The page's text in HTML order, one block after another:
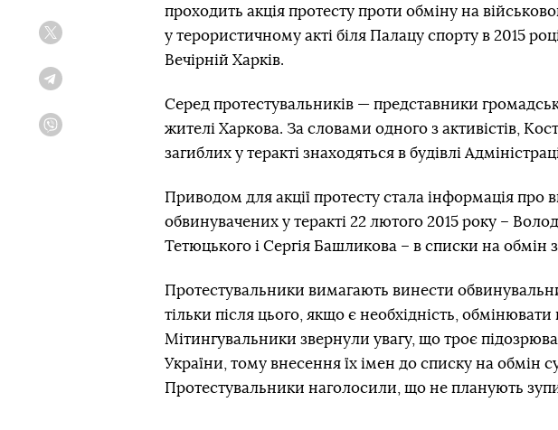
проходить акція протесту проти обміну на
у терористичному акті біля Палацу спорту в 2015
Вечірній Харків.
Серед протестувальників — представники
жителі Харкова. За словами одного з активістів,
загиблих у теракті знаходяться в будівлі
Приводом для акції протесту стала інформація про
обвинувачених у теракті 22 лютого 2015 року –
Тетюцького і Сергія Башликова – в списки на обмін
Протестувальники вимагають винести
тільки після цього, якщо є необхідність,
Мітингувальники звернули увагу, що троє
України, тому внесення їх імен до списку на обмін
Протестувальники наголосили, що не планують